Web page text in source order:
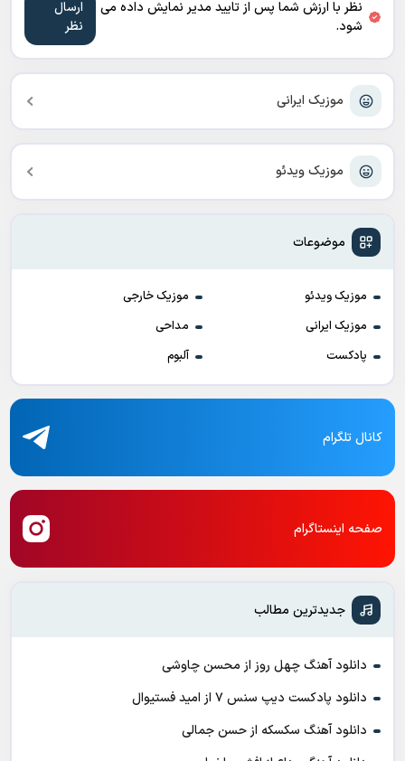
موزیک ایرانی
موزیک ویدئو
موضوعات
موزیک ویدئو
موزیک خارجی
موزیک ایرانی
مداحی
پادکست
آلبوم
نظر با ارزش شما پس از تایید مدیر نمایش داده می
شود.
کانال تلگرام
صفحه اینستاگرام
جدیدترین مطالب
دانلود آهنگ چهل روز از محسن چاوشی
دانلود پادکست ديپ سنس ۷ از اميد فستيوال
دانلود آهنگ سکسکه از حسن جمالی